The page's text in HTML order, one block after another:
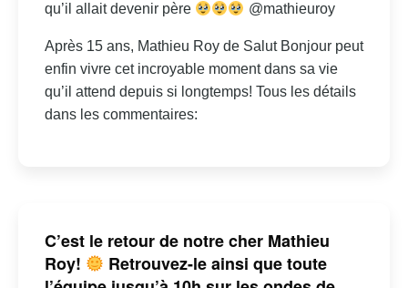
qu’il allait devenir père
@mathieuroy
Après 15 ans, Mathieu Roy de Salut Bonjour peut
enfin vivre cet incroyable moment dans sa vie
qu’il attend depuis si longtemps! Tous les détails
dans les commentaires:
C’est le retour de notre cher Mathieu
Roy!
Retrouvez-le ainsi que toute